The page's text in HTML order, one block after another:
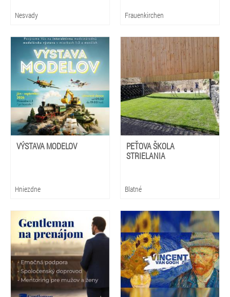
Nesvady Frauenkirchen
VÝSTAVA MODELOV
Hniezdne
PEŤOVA ŠKOLA
STRIELANIA
Blatné